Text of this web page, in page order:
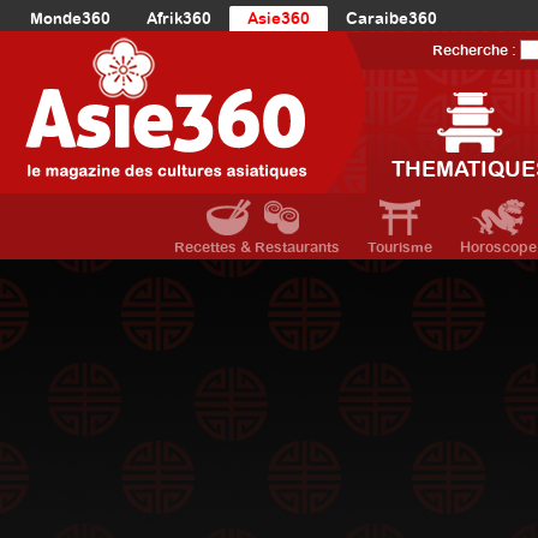
Monde360 Afrik360 Asie360
Caraibe360
Europe360
AmériqueDuNord360
Océanie360
Recherche :
Recettes & Restaurants Tourisme Horoscope